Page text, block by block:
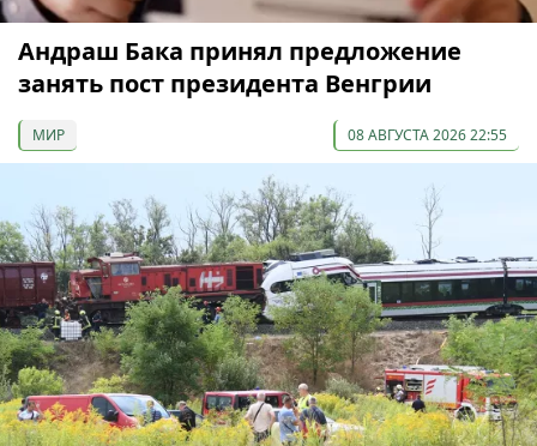
Андраш Бака принял предложение
занять пост президента Венгрии
МИР 08 АВГУСТА 2026 22:55